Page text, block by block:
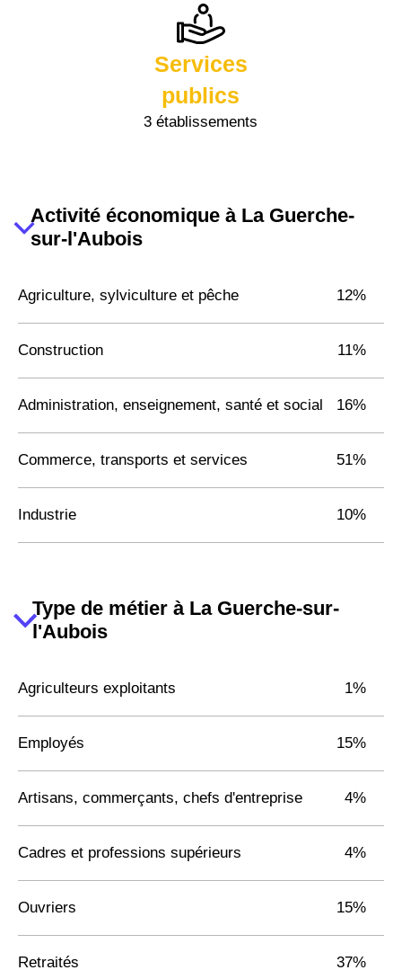
Services
publics
3 établissements
Activité économique à La Guerche-
sur-l'Aubois
Agriculture, sylviculture et pêche 12%
Construction 11%
Administration, enseignement, santé et social 16%
Commerce, transports et services 51%
Industrie 10%
Type de métier à La Guerche-sur-
l'Aubois
Agriculteurs exploitants 1%
Employés 15%
Artisans, commerçants, chefs d'entreprise 4%
Cadres et professions supérieurs 4%
Ouvriers 15%
Retraités 37%